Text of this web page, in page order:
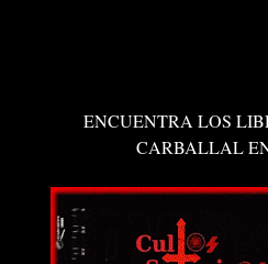
ENCUENTRA LOS
CARBALLAL